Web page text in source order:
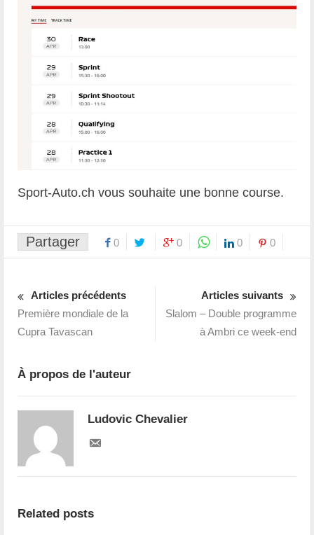
Sport-Auto.ch vous souhaite une bonne course.
Partager 0 0 0 0
Articles précédents
Première mondiale de la
Cupra Tavascan
Articles suivants
Slalom – Double programme
à Ambri ce week-end
À propos de l'auteur
Ludovic Chevalier
Related posts